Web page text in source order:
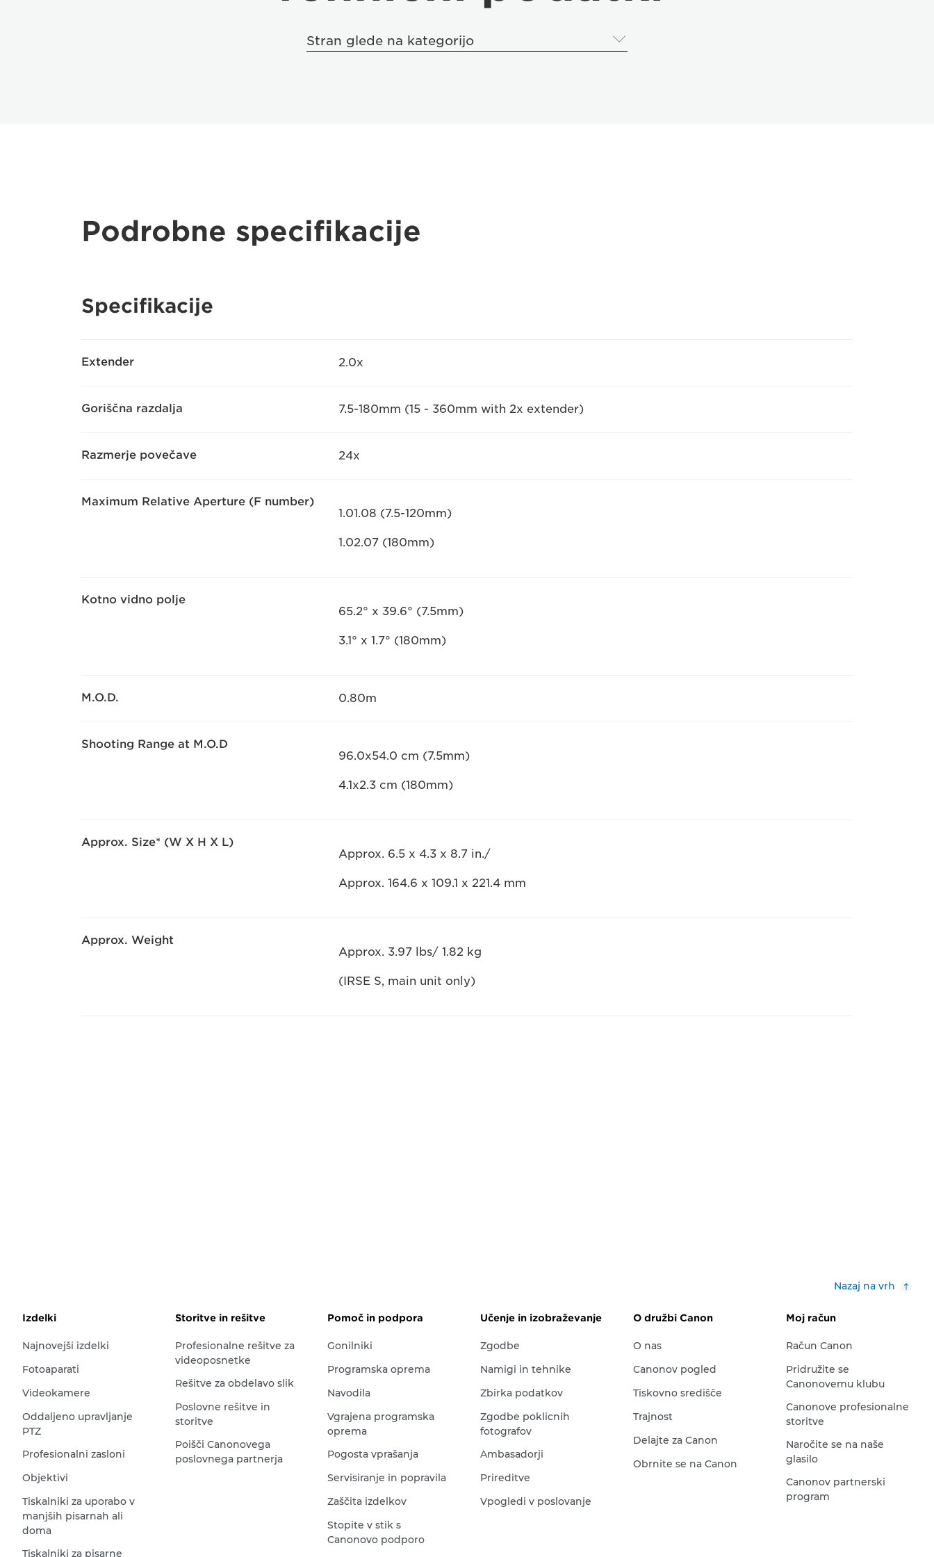
Stran glede na kategorijo
Podrobne specifikacije
Specifikacije
Extender 2.0x
Goriščna razdalja 7.5-180mm (15 - 360mm with 2x extender)
Razmerje povečave 24x
Maximum Relative Aperture (F number)
1.01.08 (7.5-120mm)
1.02.07 (180mm)
Kotno vidno polje
65.2° x 39.6° (7.5mm)
3.1° x 1.7° (180mm)
M.O.D. 0.80m
Shooting Range at M.O.D
96.0x54.0 cm (7.5mm)
4.1x2.3 cm (180mm)
Approx. Size* (W X H X L)
Approx. 6.5 x 4.3 x 8.7 in./
Approx. 164.6 x 109.1 x 221.4 mm
Approx. Weight
Approx. 3.97 lbs/ 1.82 kg
(IRSE S, main unit only)
Nazaj na vrh
Izdelki
Najnovejši izdelki
Fotoaparati
Videokamere
Oddaljeno upravljanje
PTZ
Profesionalni zasloni
Objektivi
Tiskalniki za uporabo v
manjših pisarnah ali
doma
Tiskalniki za pisarne
Storitve in rešitve
Profesionalne rešitve za
videoposnetke
Rešitve za obdelavo slik
Poslovne rešitve in
storitve
Poišči Canonovega
poslovnega partnerja
Pomoč in podpora
Gonilniki
Programska oprema
Navodila
Vgrajena programska
oprema
Pogosta vprašanja
Servisiranje in popravila
Zaščita izdelkov
Stopite v stik s
Canonovo podporo
Učenje in izobraževanje
Zgodbe
Namigi in tehnike
Zbirka podatkov
Zgodbe poklicnih
fotografov
Ambasadorji
Prireditve
Vpogledi v poslovanje
O družbi Canon
O nas
Canonov pogled
Tiskovno središče
Trajnost
Delajte za Canon
Obrnite se na Canon
Moj račun
Račun Canon
Pridružite se
Canonovemu klubu
Canonove profesionalne
storitve
Naročite se na naše
glasilo
Canonov partnerski
program